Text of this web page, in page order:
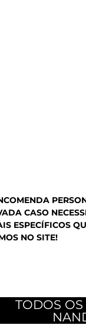
CASO
ESPECÍFICOS
NO SITE!
TODOS